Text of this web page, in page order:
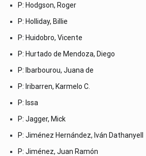
P: Hodgson, Roger
P: Holliday, Billie
P: Huidobro, Vicente
P: Hurtado de Mendoza, Diego
P: Ibarbourou, Juana de
P: Iribarren, Karmelo C.
P: Issa
P: Jagger, Mick
P: Jiménez Hernández, Iván Dathanyell
P: Jiménez, Juan Ramón